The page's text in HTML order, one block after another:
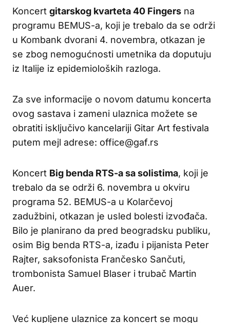
Koncert gitarskog kvarteta 40 Fingers na
programu BEMUS-a, koji je trebalo da se održi
u Kombank dvorani 4. novembra, otkazan je
se zbog nemogućnosti umetnika da doputuju
iz Italije iz epidemioloških razloga.
Za sve informacije o novom datumu koncerta
ovog sastava i zameni ulaznica možete se
obratiti isključivo kancelariji Gitar Art festivala
putem mejl adrese: office@gaf.rs
Koncert Big benda RTS-a sa solistima, koji je
trebalo da se održi 6. novembra u okviru
programa 52. BEMUS-a u Kolarčevoj
zadužbini, otkazan je usled bolesti izvođača.
Bilo je planirano da pred beogradsku publiku,
osim Big benda RTS-a, izađu i pijanista Peter
Rajter, saksofonista Frančesko Sančuti,
trombonista Samuel Blaser i trubač Martin
Auer.
Već kupljene ulaznice za koncert se mogu